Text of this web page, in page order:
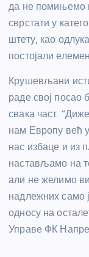
да не помињемо
сврстати у
штету, као
постојали
Крушевљани
раде свој посао
свака част.
нам Европу већ
нас избаце и из
настављамо на
али не желимо
надлежних само
односу на
Управе ФК